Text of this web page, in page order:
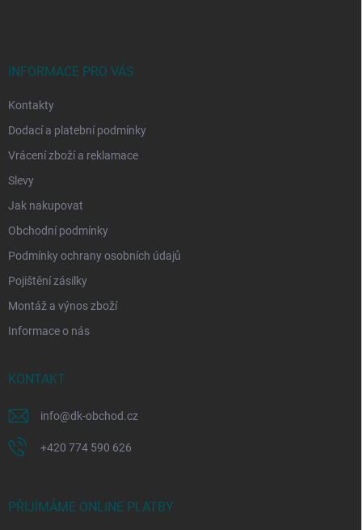
INFORMACE PRO VÁS
Kontakty
Dodací a platební podmínky
Vrácení zboží a reklamace
Slevy
Jak nakupovat
Obchodní podmínky
Podmínky ochrany osobních údajů
Pojištění zásilky
Montáž a výnos zboží
Informace o nás
KONTAKT
info@dk-obchod.cz
+420 774 590 626
PŘIJÍMÁME ONLINE PLATBY